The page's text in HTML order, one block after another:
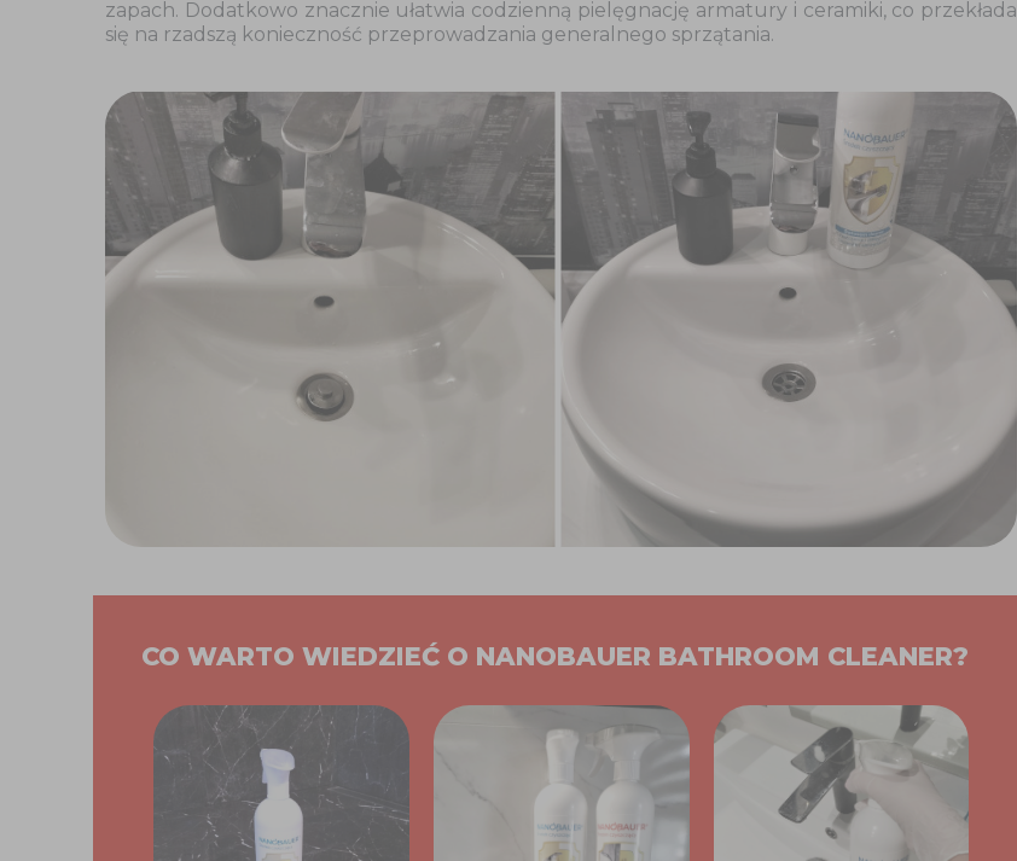
zapach. Dodatkowo znacznie ułatwia codzienną pielęgnację armatury i ceramiki, co przekłada
się na rzadszą konieczność przeprowadzania generalnego sprzątania.
CO WARTO WIEDZIEĆ O NANOBAUER BATHROOM CLEANER?